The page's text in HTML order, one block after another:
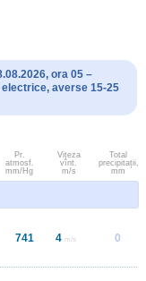
ora 05 –
averse 15-25
Pr.
atmosf.
mm/Hg
Viteza
vînt.
m/s
Total
precipitații,
mm
741 4 m/s 0